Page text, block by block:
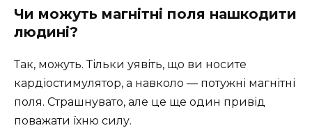
Чи можуть магнітні поля нашкодити
людині?
Так, можуть. Тільки уявіть, що ви носите
кардіостимулятор, а навколо — потужні магнітні
поля. Страшнувато, але це ще один привід
поважати їхню силу.